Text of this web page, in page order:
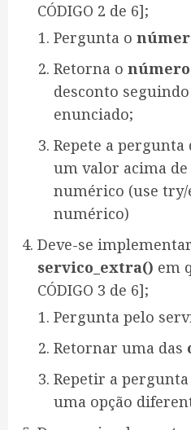
CÓDIGO 2 de 6];
Pergunta o
Retorna o
desconto
enunciado;
Repete a
um valor acima
numérico (use try/
numérico)
Deve-se
servico_extra() em
CÓDIGO 3 de 6];
Pergunta pelo
Retornar uma das
Repetir a
uma opção